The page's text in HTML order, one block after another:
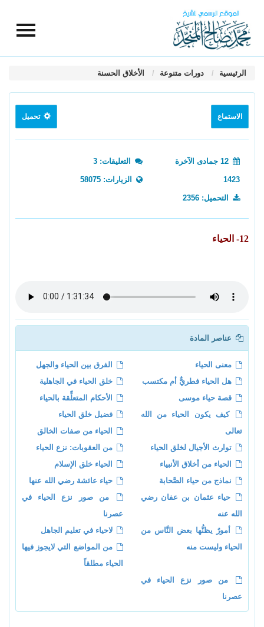
الرئيسية دورات متنوعة الأخلاق الحسنة
الاستماع تحميل
12 جمادى الآخرة
1423
التعليقات: 3
الزيارات: 58075
التحميل: 2356
12- الحياء
عناصر المادة
معنى الحياء
الفرق بين الحياء والجهل
هل الحياء فطريٌّ أم مكتسب
خلق الحياء في الجاهلية
قصة حياء موسى
الأحكام المتعلِّقة بالحياء
كيف يكون الحياء من الله
تعالى
فضيل خلق الحياء
الحياء من صفات الخالق
توارث الأجيال لخلق الحياء
من العقوبات: نزع الحياء
الحياء من أخلاق الأنبياء
الحياء خلق الإسلام
نماذج من حياء الصَّحابة
حياء عائشة رضي الله عنها
حياء عثمان بن عفان رضي
الله عنه
من صور نزع الحياء في
عصرنا
أمورٌ يظنُّها بعض النَّاس من
الحياء وليست منه
لاحياء في تعليم الجاهل
من المواضع التي لايجوز فيها
الحياء مطلقاً
من صور نزع الحياء في
عصرنا